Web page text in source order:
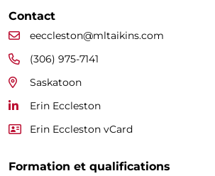
Contact
eeccleston@mltaikins.com
(306) 975-7141
Saskatoon
Erin Eccleston
Erin Eccleston vCard
Formation et qualifications